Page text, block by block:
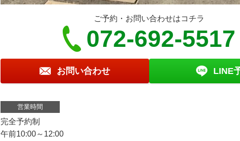
ご予約・お問い合わせはコチラ
072-692-5517
お問い合わせ LINE
営業時間
完全予約制
午前10:00～12:00